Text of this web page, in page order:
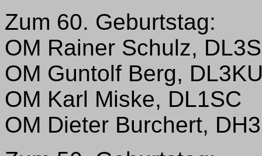
Zum 60. Geburtstag:
OM Rainer Schulz,
OM Guntolf Berg,
OM Karl Miske, DL1SC
OM Dieter Burchert,